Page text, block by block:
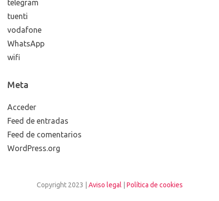
telegram
tuenti
vodafone
WhatsApp
wifi
Meta
Acceder
Feed de entradas
Feed de comentarios
WordPress.org
Copyright 2023 | Aviso legal Política de cookies